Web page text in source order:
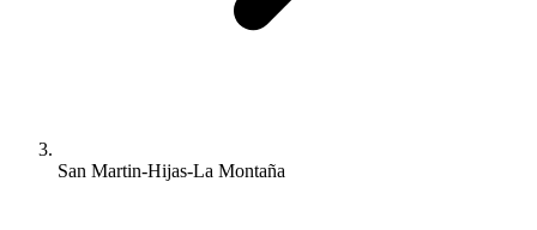
San Martin-Hijas-La Montaña